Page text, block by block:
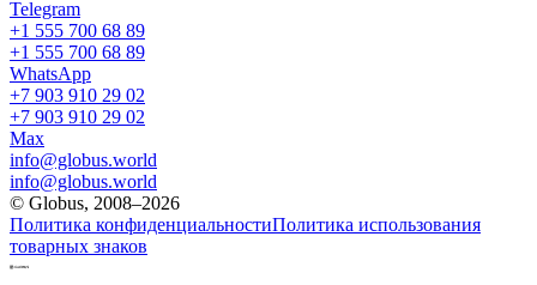
Telegram
+1 555 700 68 89
+1 555 700 68 89
WhatsApp
+7 903 910 29 02
+7 903 910 29 02
Max
info@globus.world
info@globus.world
© Globus, 2008–2026
Политика конфиденциальностиПолитика использования
товарных знаков